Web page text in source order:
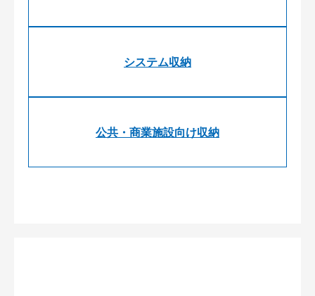
システム収納
公共・商業施設向け収納